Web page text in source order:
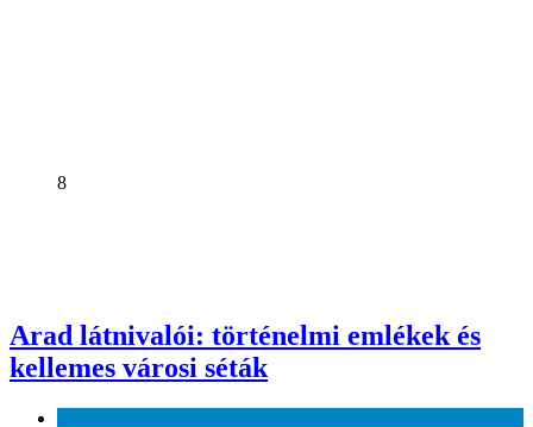
8
Arad látnivalói: történelmi emlékek és
kellemes városi séták